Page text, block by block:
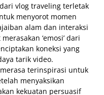
vlog traveling terletak
menyorot momen
alam dan interaksi
‘emosi’ dari
koneksi yang
tarik video.
terinspirasi untuk
menyaksikan
kekuatan persuasif